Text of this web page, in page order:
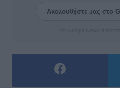
Ακολουθήστε μας στο